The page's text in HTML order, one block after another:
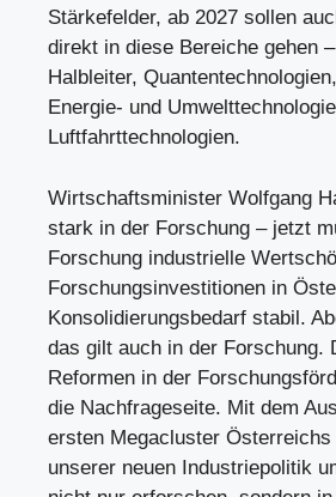
Stärkefelder, ab 2027 sollen
direkt in diese Bereiche gehen
Halbleiter,
Energie- und
Luftfahrttechnologien.
Wirtschaftsminister Wolfgang
stark in der Forschung – jetzt
Forschung industrielle
Forschungsinvestitionen in
Konsolidierungsbedarf stabil.
das gilt auch in der Forschung.
Reformen in der
die Nachfrageseite. Mit dem
ersten Megacluster
unserer neuen Industriepolitik